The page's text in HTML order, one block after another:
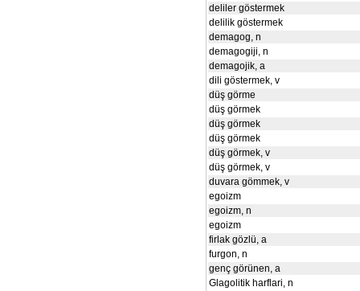
deliler göstermek
delilik göstermek
demagog, n
demagogiji, n
demagojik, a
dili göstermek, v
düş görme
düş görmek
düş görmek
düş görmek
düş görmek, v
düş görmek, v
duvara gömmek, v
egoizm
egoizm, n
egoizm
firlak gözlü, a
furgon, n
genç görünen, a
Glagolitik harflari, n